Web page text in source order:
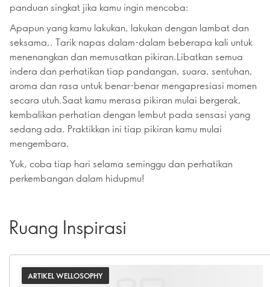
panduan singkat jika kamu ingin mencoba:
Apapun yang kamu lakukan, lakukan dengan lambat dan
seksama,. Tarik napas dalam-dalam beberapa kali untuk
menenangkan dan memusatkan pikiran.Libatkan semua
indera dan perhatikan tiap pandangan, suara, sentuhan,
aroma dan rasa untuk benar-benar mengapresiasi momen
secara utuh.Saat kamu merasa pikiran mulai bergerak,
kembalikan perhatian dengan lembut pada sensasi yang
sedang ada. Praktikkan ini tiap pikiran kamu mulai
mengembara.
Yuk, coba tiap hari selama seminggu dan perhatikan
perkembangan dalam hidupmu!
Ruang Inspirasi
ARTIKEL WELLOSOPHY